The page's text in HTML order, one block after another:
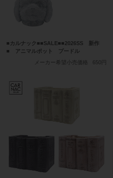
■カルナック■■SALE■■2026SS 新作
■ アニマルポット プードル
メーカー希望小売価格
650円